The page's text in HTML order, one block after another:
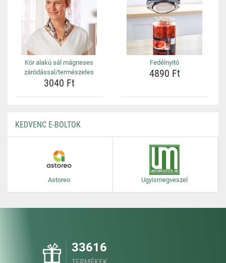
Kör alakú sál mágneses
záródással/természetes
3040 Ft
Fedélnyitó
4890 Ft
KEDVENC E-BOLTOK
Astoreo Ugyismegveszel
33616